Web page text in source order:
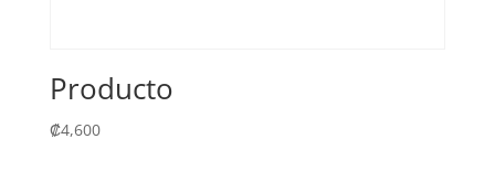
Producto
₡4,600